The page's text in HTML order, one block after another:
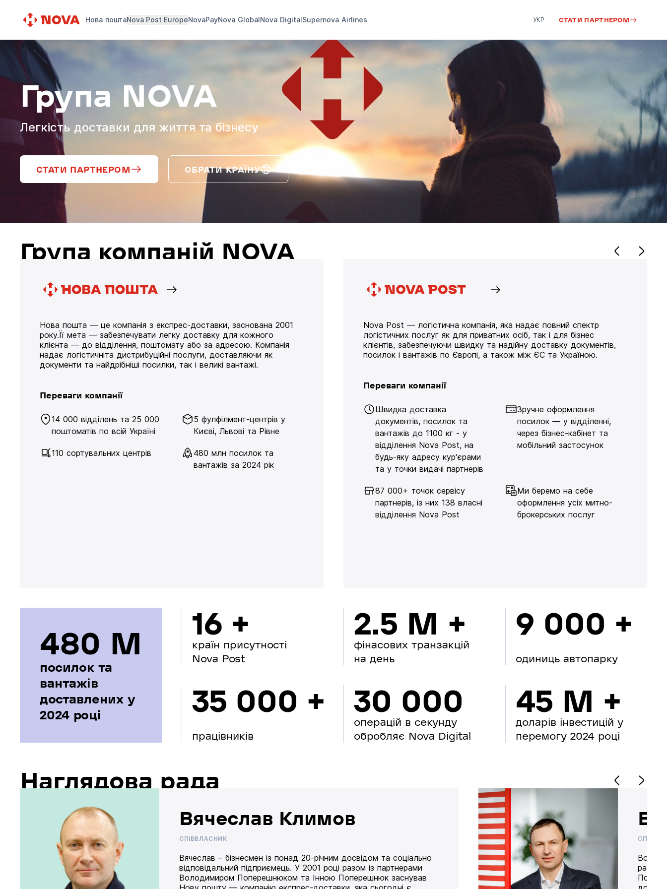
Нова поштаNova Post EuropeNovaPayNova GlobalNova DigitalSupernova Airlines УКР СТАТИ ПАРТНЕРОМ
Група NOVA
Легкість доставки для життя та бізнесу
СТАТИ ПАРТНЕРОМ ОБРАТИ КРАЇНУ
Група компаній NOVA
Нова пошта — це компанія з експрес-доставки, заснована 2001
року.Її мета — забезпечувати легку доставку для кожного
клієнта — до відділення, поштомату або за адресою. Компанія
надає логістичніта дистрибуційні послуги, доставляючи як
документи та найдрібніші посилки, так і великі вантажі.
Переваги компанії
14 000 відділень та 25 000
поштоматів по всій Україні
5 фулфілмент-центрів у
Києві, Львові та Рівне
110 сортувальних центрів
480 млн посилок та
вантажів за 2024 рік
Nova Post — логістична компанія, яка надає повний спектр
логістичних послуг як для приватних осіб, так і для бізнес
клієнтів, забезпечуючи швидку та надійну доставку документів,
посилок і вантажів по Європі, а також між ЄС та Україною.
Переваги компанії
Швидка доставка
документів, посилок та
вантажів до 1100 кг - у
відділення Nova Post, на
будь-яку адресу кур'єрами
та у точки видачі партнерів
Зручне оформлення
посилок — у відділенні,
через бізнес-кабінет та
мобільний застосунок
87 000+ точок сервісу
партнерів, із них 138 власні
відділення Nova Post
Ми беремо на себе
оформлення усіх митно-
брокерських послуг
480 М
посилок та
вантажів
доставлених у
2024 році
16 +
країн присутності
Nova Post
35 000 +
працівників
2.5 M +
фінасових транзакцій
на день
30 000
операцій в секунду
обробляє Nova Digital
9 000 +
одиниць автопарку
45 M +
доларів інвестицій у
перемогу 2024 році
Наглядова рада
Вячеслав Климов
СПІВВЛАСНИК
Вячеслав – бізнесмен із понад 20-річним досвідом та соціально
відповідальний підприємець. У 2001 році разом із партнерами
Володимиром Поперешнюком та Інною Поперешнюк заснував
разом